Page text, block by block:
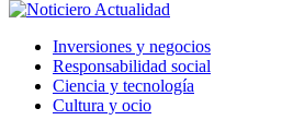
Inversiones y negocios
Responsabilidad social
Ciencia y tecnología
Cultura y ocio